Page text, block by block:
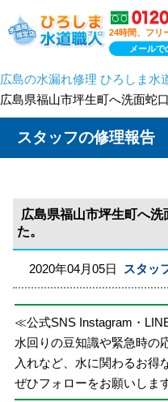
24時間、フリ
メールで
広島の水漏れ修理 ひろしま水
広島県福山市坪生町へ洗面蛇
スタッフの修理報告
広島県福山市坪生町へ
た。
2020年04月05日 スタッ
≪公式SNS Instagram・
水回りの豆知識や緊急時の
入れなど、水に関わるお得
ぜひフォローをお願いしま